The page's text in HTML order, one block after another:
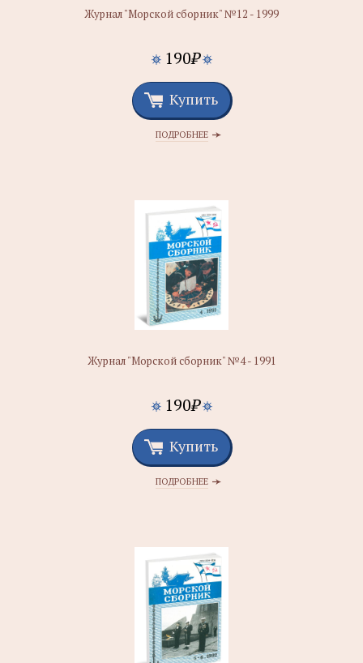
Журнал "Морской сборник" №12 - 1999
190₽
Купить
ПОДРОБНЕЕ
Журнал "Морской сборник" №4 - 1991
190₽
Купить
ПОДРОБНЕЕ